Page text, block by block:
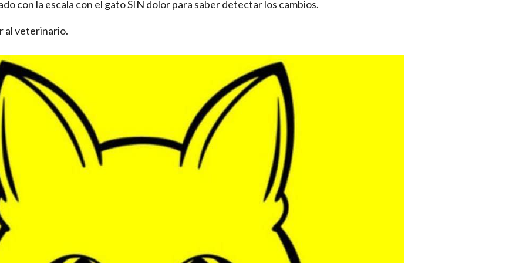
con la escala con el gato SIN dolor para saber detectar los cambios.
al veterinario.